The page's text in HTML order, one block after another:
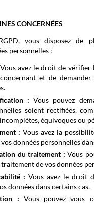
CONCERNÉES
vous disposez de
personnelles :
Vous avez le droit de vérifier
et de
: Vous pouvez
soient rectifiées,
équivoques ou
: Vous avez la
vos données personnelles
du traitement : Vous
de vos données
: Vous avez le droit
données dans certains cas.
: Vous pouvez vous